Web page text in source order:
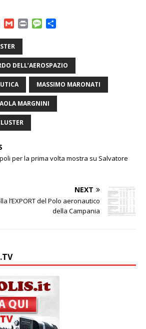
p
y
L
i
n
k
G
a
i
l
t
M
a
g
e
i
v
i
d
DELL’AEROSPAZIO
MASSIMO MARONATI
MARGNINI
per la prima volta mostra su Salvatore
NEXT
l’EXPORT del Polo aeronautico
della Campania